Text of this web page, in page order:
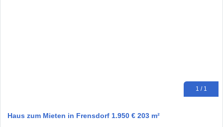
1 / 1
Haus zum Mieten in Frensdorf 1.950 € 203 m²